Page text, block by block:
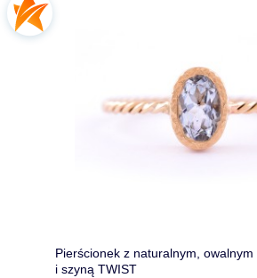
Pierścionek z naturalnym,
i szyną TWIST